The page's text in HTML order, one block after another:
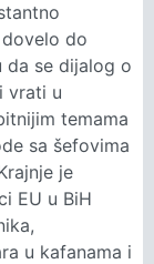
do
da se dijalog o
vrati u
temama
sa šefovima
je
EU u BiH
u kafanama i